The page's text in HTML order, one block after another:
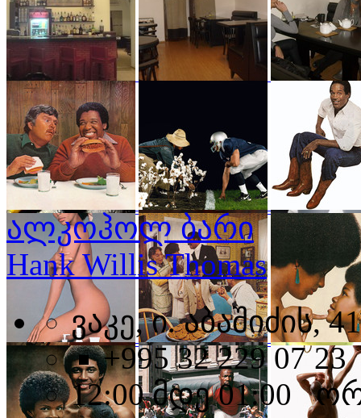
ალკოჰოლ ბარი
Hank Willis Thomas
ვაკე, ი. აბაშიძის, 41
+995 32 229 07 23
12:00 მდე 01:00